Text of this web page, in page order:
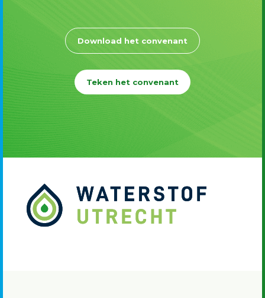
Download het convenant
Teken het convenant